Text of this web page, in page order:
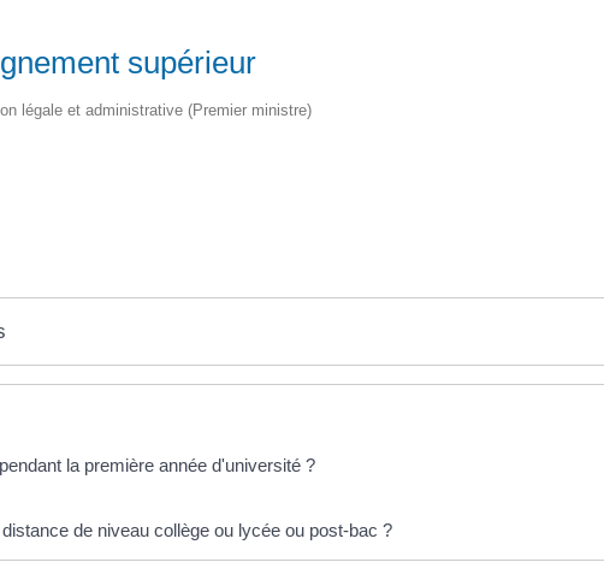
supérieur
légale et administrative (Premier ministre)
la première année d'université ?
de niveau collège ou lycée ou post-bac ?